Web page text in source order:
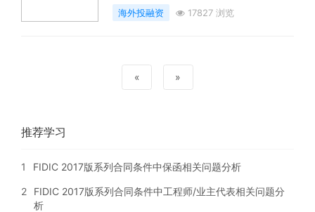
海外投融资 17827 浏览
« »
推荐学习
1 FIDIC 2017版系列合同条件中保函相关问题分析
2
FIDIC 2017版系列合同条件中工程师/业主代表相关问题分
析